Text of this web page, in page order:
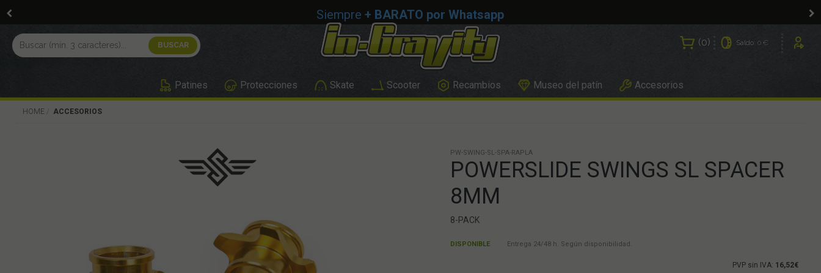
Siempre + BARATO por Whatsapp
0 Saldo: 0 €
Patines Protecciones Skate Scooter Recambios Museo del patín Accesorios
HOME ACCESORIOS
PW-SWING-SL-SPA-RAPLA
POWERSLIDE SWINGS SL SPACER
8MM
8-PACK
DISPONIBLE Entrega 24/48 h. Según disponibilidad.
PVP sin IVA: 16,52€